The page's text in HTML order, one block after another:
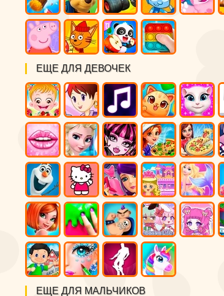
ЕЩЕ ДЛЯ ДЕВОЧЕК
ЕЩЕ ДЛЯ МАЛЬЧИКОВ